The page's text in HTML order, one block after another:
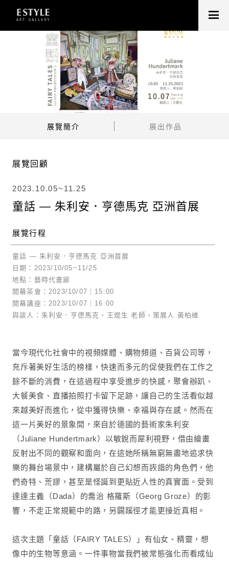
展覽簡介 展出作品
展覽回顧
2023.10.05~11.25
童話 — 朱利安．亨德馬克 亞洲首展
展覽行程
童話 — 朱利安．亨德馬克 亞洲首展
日期：2023/10/05~11/25
地點：藝時代畫廊
開幕茶會：2023/10/07｜15:00
開幕講座：2023/10/07｜16:00
與談人：朱利安．亨德馬克、王焜生 老師、策展人 黃柏維
當今現代化社會中的視頻媒體、購物頻道、百貨公司等，
充斥著美好生活的榜樣，快速而多元的促使我們在工作之
餘不斷的消費，在這過程中享受進步的快感，聚會辦趴、
大餐美食、直播拍照打卡留下足跡，讓自己的生活看似越
來越美好而進化，從中獲得快樂、幸福與存在感。然而在
這一片美好的景象間，來自於德國的藝術家朱利安
（Juliane Hundertmark）以敏銳而犀利視野，借由繪畫
反射出不同的觀察和面向，在這她所稱無窮無盡地追求快
樂的舞台場景中，建構屬於自己幻想而詼諧的角色們，他
們奇特、荒謬，甚至是怪誕到更貼近人性的真實面。受到
達達主義（Dada）的喬治 格羅斯（Georg Groze）的影
響，不走正常規範中的路，另闢蹊徑才能更接近真相。
這次主題「童話（FAIRY TALES）」有仙女、精靈，想
像中的生物等意涵。一件事物當我們被常態強化而看成仙